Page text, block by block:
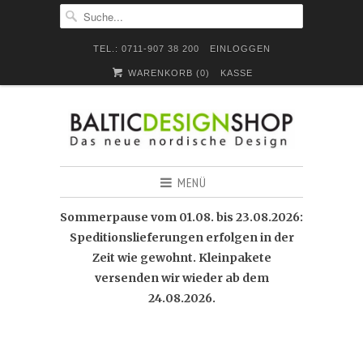
TEL.: 0711-907 38 200 EINLOGGEN
WARENKORB (0) KASSE
MENÜ
Sommerpause vom 01.08. bis 23.08.2026:
Speditionslieferungen erfolgen in der
Zeit wie gewohnt. Kleinpakete
versenden wir wieder ab dem
24.08.2026.